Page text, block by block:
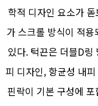
학적 디자인 요소가
가 스크롤 방식이 적
있다. 턱끈은 더블D링
피 디자인, 항균성 내
핀락이 기본 구성에